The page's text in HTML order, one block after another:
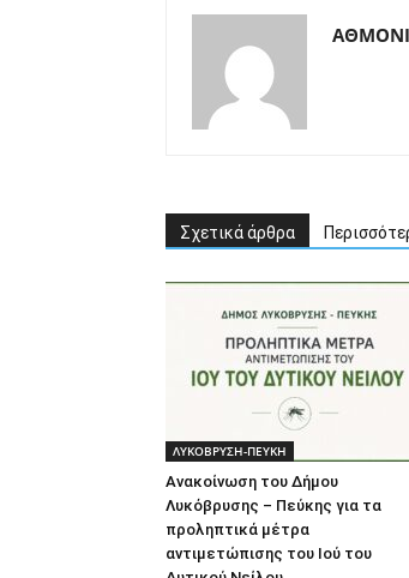
Σχετικά άρθρα
ΛΥΚΟΒΡΥΣΗ-ΠΕΥΚΗ
Ανακοίνωση του Δήμου
Λυκόβρυσης – Πεύκης για τα
προληπτικά μέτρα
αντιμετώπισης του Ιού του